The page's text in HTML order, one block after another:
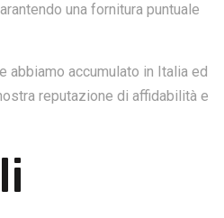
una fornitura puntuale
abbiamo accumulato in Italia ed
reputazione di affidabilità e